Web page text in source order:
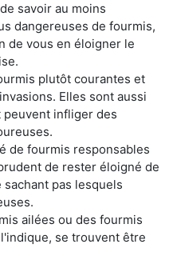
savoir au moins
dangereuses de fourmis,
de vous en éloigner le
plutôt courantes et
Elles sont aussi
infliger des
de fourmis responsables
de rester éloigné de
pas lesquels
ailées ou des fourmis
se trouvent être